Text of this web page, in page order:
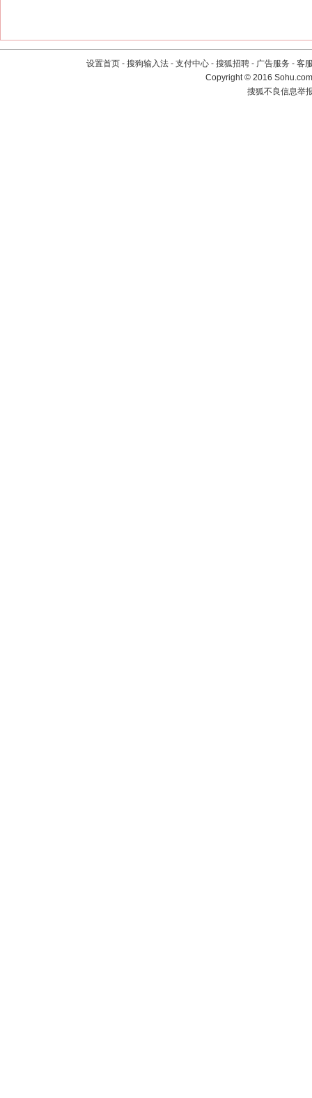
设置首页 - 搜狗输入法 - 支付中心 - 搜狐招聘 - 广告服务 - 客
Copyright©2016
搜狐不良信息举